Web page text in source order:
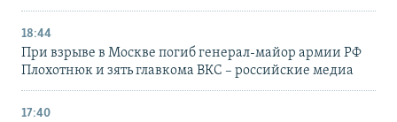
18:44
При взрыве в Москве погиб генерал-майор армии РФ
Плохотнюк и зять главкома ВКС – российские медиа
17:40